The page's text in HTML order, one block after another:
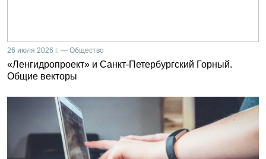
26 июля 2026 г. — Общество
«Ленгидропроект» и Санкт-Петербургский Горный.
Общие векторы